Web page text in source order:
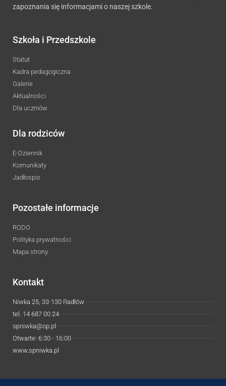
zapoznania się informacjami o naszej szkole.
Szkoła i Przedszkole
Statut
Kadra pedagogiczna
Galerie
Aktualności
Dla uczniów
Dla rodziców
E-Dziennik
Komunikaty
Jadłospis
Pozostałe informacje
RODO
Polityka prywatności
Mapa strony
Kontakt
Niwka 25, 33-130 Radłów
tel. 14 687 00 24
spniwka@op.pl
Otwarte: 6:30 - 16:00
www.spniwka.pl